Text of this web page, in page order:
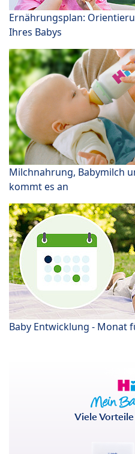
Ernährungsplan:
Ihres Babys
Milchnahrung, Babymilch
kommt es an
Baby Entwicklung - Monat
Viele